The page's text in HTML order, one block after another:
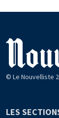
© Le Nouvelliste
LES